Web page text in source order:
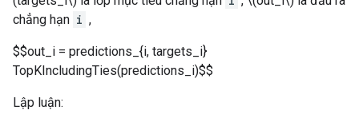
chẳng hạn i ,
$$out_i = predictions_{i, targets_i}
TopKIncludingTies(predictions_i)$$
Lập luận: